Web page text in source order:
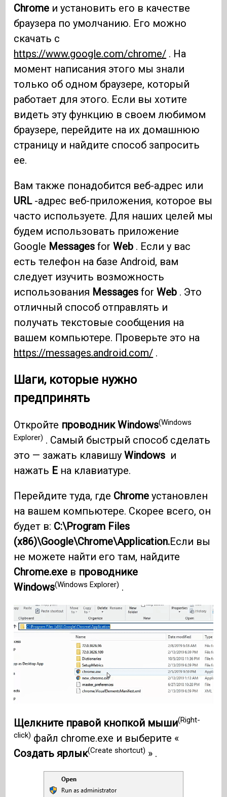
Chrome и установить его в качестве
браузера по умолчанию. Его можно
скачать с
https://www.google.com/chrome/ . На
момент написания этого мы знали
только об одном браузере, который
работает для этого. Если вы хотите
видеть эту функцию в своем любимом
браузере, перейдите на их домашнюю
страницу и найдите способ запросить
ее.
Вам также понадобится веб-адрес или
URL-адрес веб-приложения, которое вы
часто используете. Для наших целей мы
будем использовать приложение
Google Messages forWeb . Если у вас
есть телефон на базе Android, вам
следует изучить возможность
использования Messages forWeb . Это
отличный способ отправлять и
получать текстовые сообщения на
вашем компьютере. Проверьте это на
https://messages.android.com/ .
Шаги, которые нужно
предпринять
Откройте проводник Windows(Windows
Explorer) . Самый быстрый способ сделать
это — зажать клавишуWindows и
нажать E на клавиатуре.
Перейдите туда, где Chrome установлен
на вашем компьютере. Скорее всего, он
будет в: C:\Program Files
(x86)\Google\Chrome\Application.Если вы
не можете найти его там, найдите
Chrome.exe в проводнике
Windows(Windows Explorer) .
Щелкните правой кнопкой мыши(Right-
click) файл chrome.exe и выберите «
Создать ярлык(Create shortcut) » .